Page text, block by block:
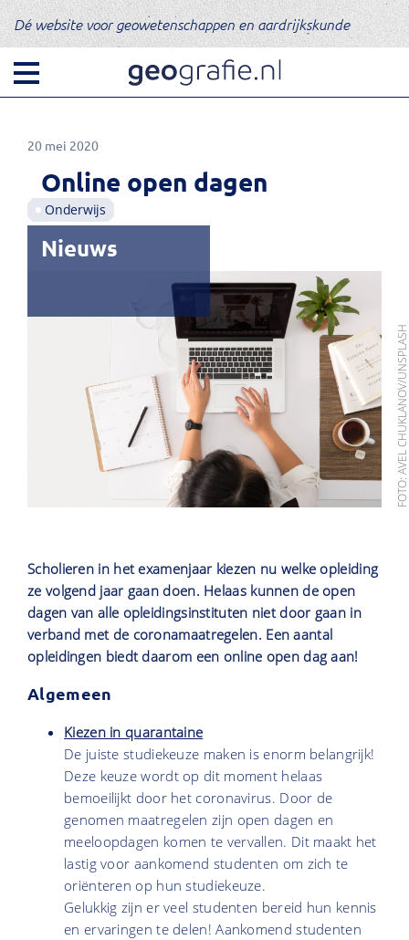
Dé website voor geowetenschappen en aardrijkskunde
20 mei 2020
Online open dagen
Onderwijs
Nieuws
FOTO: AVEL CHUKLANOV/UNSPLASH
Scholieren in het examenjaar kiezen nu welke opleiding
ze volgend jaar gaan doen. Helaas kunnen de open
dagen van alle opleidingsinstituten niet door gaan in
verband met de coronamaatregelen. Een aantal
opleidingen biedt daarom een online open dag aan!
Algemeen
Kiezen in quarantaine
De juiste studiekeuze maken is enorm belangrijk!
Deze keuze wordt op dit moment helaas
bemoeilijkt door het coronavirus. Door de
genomen maatregelen zijn open dagen en
meeloopdagen komen te vervallen. Dit maakt het
lastig voor aankomend studenten om zich te
oriënteren op hun studiekeuze.
Gelukkig zijn er veel studenten bereid hun kennis
en ervaringen te delen! Aankomend studenten